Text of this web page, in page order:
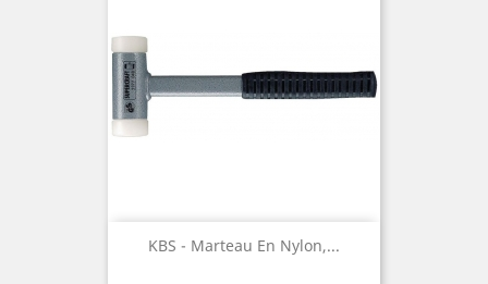
KBS - Marteau En Nylon,...